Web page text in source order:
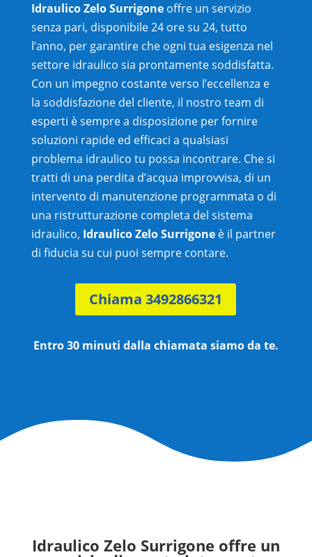
Idraulico Zelo Surrigoneoffre un servizio
senza pari, disponibile 24 ore su 24, tutto
l’anno, per garantire che ogni tua esigenza nel
settore idraulico sia prontamente soddisfatta.
Con un impegno costante verso l’eccellenza e
la soddisfazione del cliente, il nostro team di
esperti è sempre a disposizione per fornire
soluzioni rapide ed efficaci a qualsiasi
problema idraulico tu possa incontrare. Che si
tratti di una perdita d’acqua improvvisa, di un
intervento di manutenzione programmata o di
una ristrutturazione completa del sistema
idraulico, Idraulico Zelo Surrigoneè il partner
di fiducia su cui puoi sempre contare.
Chiama 3492866321
Entro 30 minuti dalla chiamata siamo da te.
Idraulico Zelo Surrigone offre un